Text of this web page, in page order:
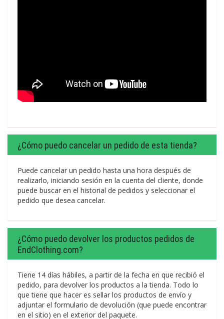
¿Cómo puedo cancelar un pedido de esta tienda?
Puede cancelar un pedido hasta una hora después de
realizarlo, iniciando sesión en la cuenta del cliente, donde
puede buscar en el historial de pedidos y seleccionar el
pedido que desea cancelar.
¿Cómo puedo devolver los productos pedidos de
EndClothing.com?
Tiene 14 días hábiles, a partir de la fecha en que recibió el
pedido, para devolver los productos a la tienda. Todo lo
que tiene que hacer es sellar los productos de envío y
adjuntar el formulario de devolución (que puede encontrar
en el sitio) en el exterior del paquete.